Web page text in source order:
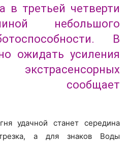
в третьей четверти
небольшого
В
ожидать усиления
сообщает
удачной станет середина
а для знаков Воды